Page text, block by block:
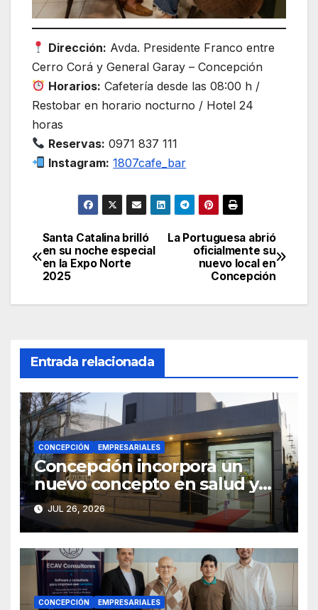
Dirección: Avda. Presidente Franco entre
Cerro Corá y General Garay – Concepción
Horarios: Cafetería desde las 08:00 h /
Restobar en horario nocturno / Hotel 24
horas
Reservas: 0971 837 111
Instagram: 1807cafe_bar
Navegación
de
entradas
La Portuguesa abrió
oficialmente su
nuevo local en
Concepción
Santa Catalina brilló
en su noche especial
en la Expo Norte
2025
Entrada relacionada
CONCEPCIÓN EMPRESARIALES
Concepción incorpora un
nuevo concepto en salud y
bienestar con la inauguración
de Odonto Estética Premium
JUL 26, 2026
CONCEPCIÓN EMPRESARIALES